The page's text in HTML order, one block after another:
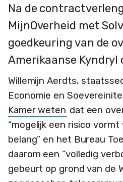
Na de
MijnOverheid met
goedkeuring van de
Amerikaanse
Willemijn Aerdts,
Economie en
Kamer weten dat een
“mogelijk een risico
belang” en het Bureau
daarom een “volledig
gebeurt op grond van de